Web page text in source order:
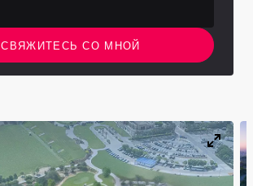
СВЯЖИТЕСЬ СО МНОЙ